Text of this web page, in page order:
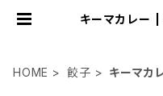
キーマカレー |
HOME 餃子 キーマカ